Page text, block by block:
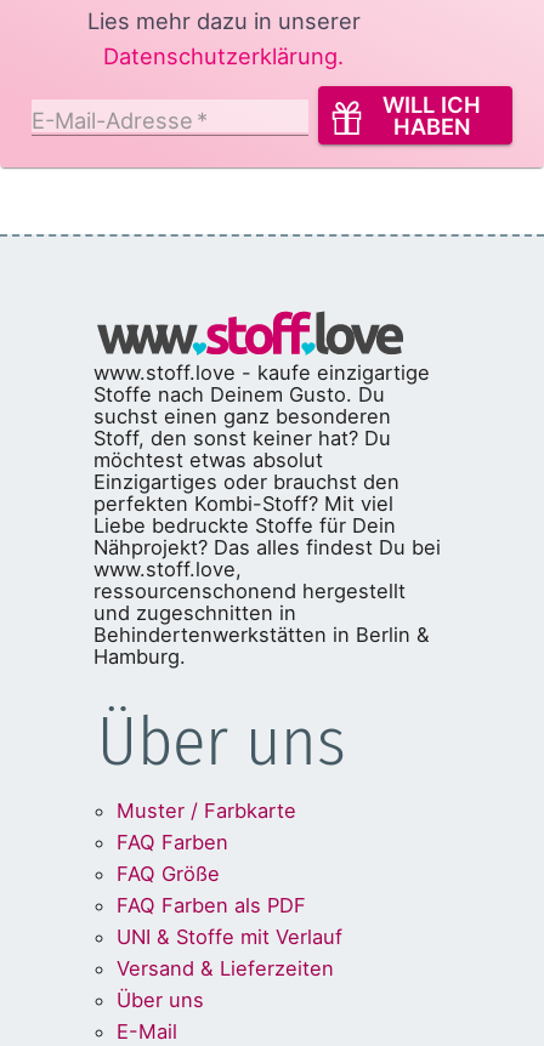
Lies mehr dazu in unserer
Datenschutzerklärung.
E-Mail-Adresse *
WILL ICH
HABEN
www.stoff.love - kaufe einzigartige
Stoffe nach Deinem Gusto. Du
suchst einen ganz besonderen
Stoff, den sonst keiner hat? Du
möchtest etwas absolut
Einzigartiges oder brauchst den
perfekten Kombi-Stoff? Mit viel
Liebe bedruckte Stoffe für Dein
Nähprojekt? Das alles findest Du bei
www.stoff.love,
ressourcenschonend hergestellt
und zugeschnitten in
Behindertenwerkstätten in Berlin &
Hamburg.
Über uns
Muster / Farbkarte
FAQ Farben
FAQ Größe
FAQ Farben als PDF
UNI & Stoffe mit Verlauf
Versand & Lieferzeiten
Über uns
E-Mail